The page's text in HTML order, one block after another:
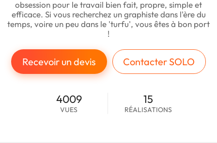
obsession pour le travail bien fait, propre, simple et
efficace. Si vous recherchez un graphiste dans l'ère du
temps, voire un peu dans le 'turfu', vous êtes à bon port
!
Recevoir un devis Contacter SOLO
4009
VUES
15
RÉALISATIONS